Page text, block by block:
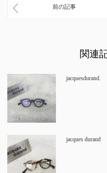
前の記事
関連
jacquesdurand.
jacques durand